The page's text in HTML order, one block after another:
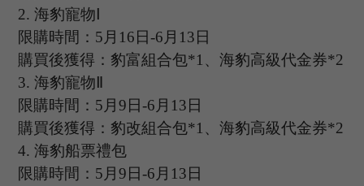
2. 海豹寵物Ⅰ
限購時間： 5 月 16日-6 月 13日
購買後獲得：豹富組合包*1、海豹高級代金券*2
3. 海豹寵物Ⅱ
限購時間： 5 月9日-6 月 13日
購買後獲得：豹改組合包*1、海豹高級代金券*2
4. 海豹船票禮包
限購時間： 5 月9日-6 月 13日